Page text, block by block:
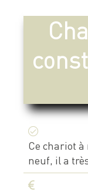
À propos de
Qui
Nos
Support & SAV
Ce chariot
neuf, il a